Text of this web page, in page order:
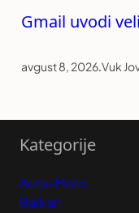
Gmail uvodi
avgust 8, 2026.Vuk
Kategorije
Auto-Moto
Balkan